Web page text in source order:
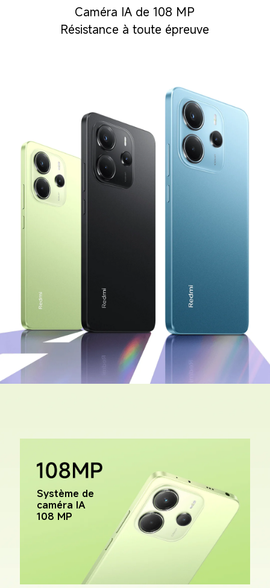
Caméra IA de 108 MP
Résistance à toute épreuve
Système de
caméra IA
108 MP